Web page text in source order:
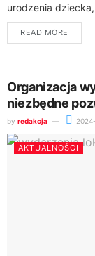
urodzenia
odpisu z aktu
READ MORE
Organizacja
niezbędne
by redakcja
AKTUALNOŚCI